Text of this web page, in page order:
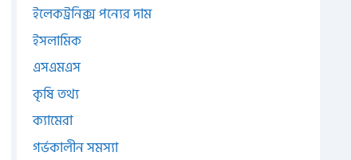
ইলেকট্রনিক্স পন্যের দাম
ইসলামিক
এসএমএস
কৃষি তথ্য
ক্যামেরা
গর্ভকালীন সমস্যা